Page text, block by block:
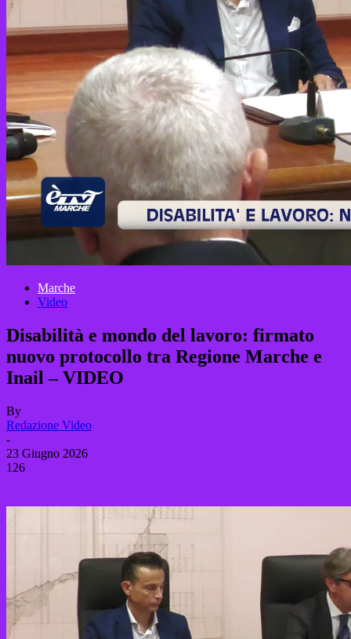
Marche
Video
Disabilità e mondo del lavoro: firmato
nuovo protocollo tra Regione Marche e
Inail – VIDEO
By
Redazione Video
-
23 Giugno 2026
126